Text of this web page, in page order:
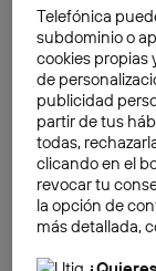
proyector y
el equipo del
Laboratorio de
Inteligencia
Se han
que
puede aplicar
Telefónica
subdominio o
cookies propias
de
publicidad
partir de tus
todas,
clicando en el
revocar tu
la opción de
más detallada,